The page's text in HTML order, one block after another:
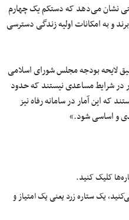
نشان می‌دهد که دستکم یک چهارم
و به امکانات اولیه زندگی دسترسی
لایحه بودجه مجلس شورای اسلامی
نفر در کشور در شرایط مساعدی نیستند که حدود
که این آمار در سامانه رفاه نیز
و اساسی شود.»
کلیک کنید.
یک ستاره زرد یعنی یک امتیاز و